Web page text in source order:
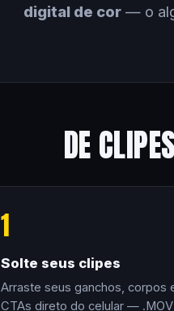
digital de cor — o
DE
1
Solte seus clipes
Arraste seus ganchos, corpos
CTAs direto do celular — .MOV